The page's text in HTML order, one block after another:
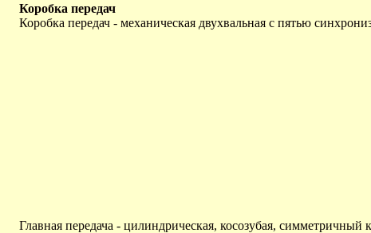
Коробка передач
Коробка передач - механическая двухвальная с пятью
Главная передача - цилиндрическая, косозубая, симметричный